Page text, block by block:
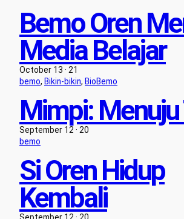
Bemo Oren
Media Belajar
October 13 · 21
bemo, Bikin-bikin, BioBemo
Mimpi:
September 12 · 20
bemo
Si Oren Hidup
Kembali